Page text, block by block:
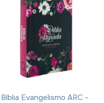
Bíblia Evangelismo ARC -